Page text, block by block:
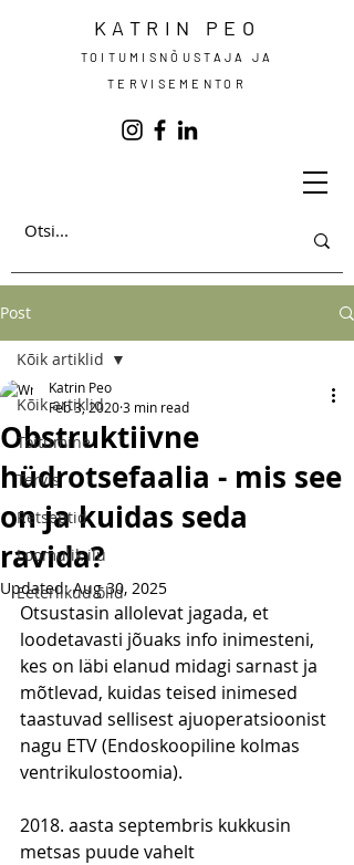
KATRIN PEO
TOITUMISNÕUSTAJA JA
TERVISEMENTOR
Post
Kõik artiklid
Toitumine
Tervis
Retseptid
Loomulik ilu
Eeterlikud õlid
Kõik artiklid
Obstruktiivne
hüdrotsefaalia - mis see
on ja kuidas seda
ravida?
Katrin Peo
Feb 3, 20203 min read
Updated:Aug 30, 2025
Otsustasin allolevat jagada, et
loodetavasti jõuaks info inimesteni,
kes on läbi elanud midagi sarnast ja
mõtlevad, kuidas teised inimesed
taastuvad sellisest ajuoperatsioonist
nagu ETV (Endoskoopiline kolmas
ventrikulostoomia).
2018. aasta septembris kukkusin
metsas puude vahelt